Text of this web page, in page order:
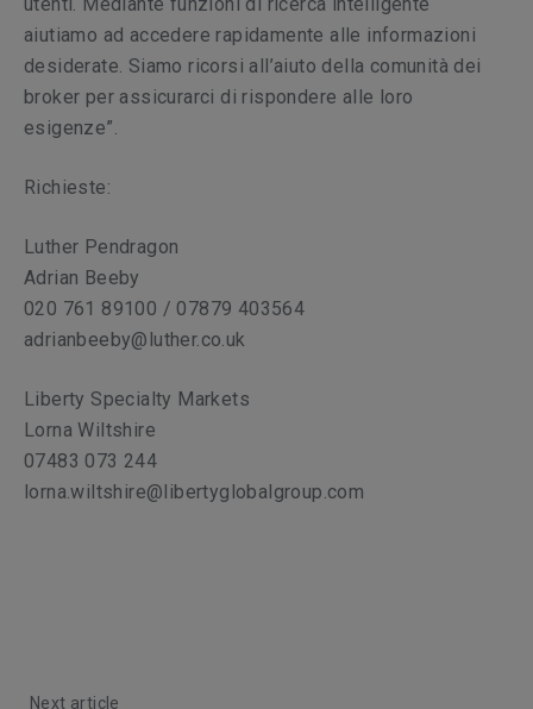
aiutiamo ad accedere rapidamente alle informazioni
desiderate. Siamo ricorsi all’aiuto della comunità dei
broker per assicurarci di rispondere alle loro
esigenze”.
Richieste:
Luther Pendragon
Adrian Beeby
020 761 89100 / 07879 403564
adrianbeeby@luther.co.uk
Liberty Specialty Markets
Lorna Wiltshire
07483 073 244
lorna.wiltshire@libertyglobalgroup.com
Next article